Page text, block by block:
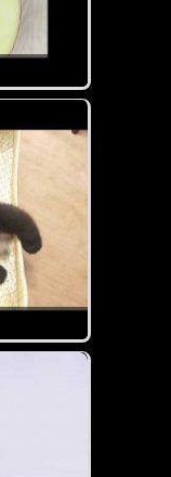
und für Kinder
Pandabären?